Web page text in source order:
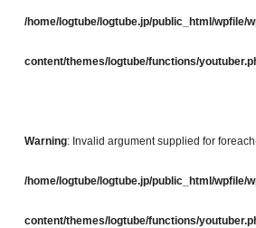
/home/logtube/logtube.jp/public_html/wpfile/
content/themes/logtube/functions/
Warning: Invalid argument supplied for
/home/logtube/logtube.jp/public_html/wpfile/
content/themes/logtube/functions/